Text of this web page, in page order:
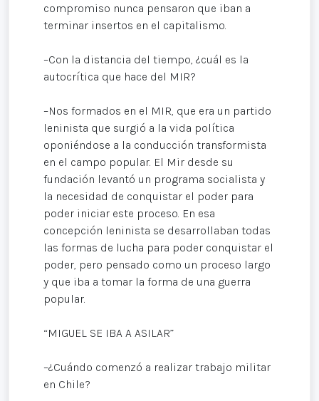
compromiso nunca pensaron que iban a
terminar insertos en el capitalismo.
–Con la distancia del tiempo, ¿cuál es la
autocrítica que hace del MIR?
–Nos formados en el MIR, que era un partido
leninista que surgió a la vida política
oponiéndose a la conducción transformista
en el campo popular. El Mir desde su
fundación levantó un programa socialista y
la necesidad de conquistar el poder para
poder iniciar este proceso. En esa
concepción leninista se desarrollaban todas
las formas de lucha para poder conquistar el
poder, pero pensado como un proceso largo
y que iba a tomar la forma de una guerra
popular.
“MIGUEL SE IBA A ASILAR”
–¿Cuándo comenzó a realizar trabajo militar
en Chile?